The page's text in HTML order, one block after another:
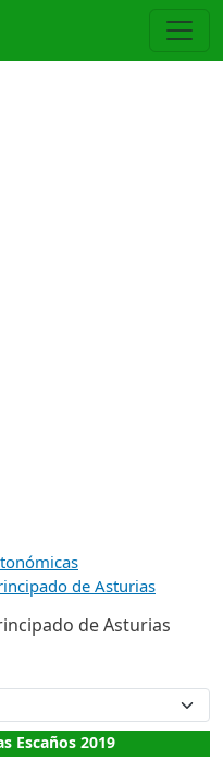
de Asturias
de Asturias
Escaños 2019